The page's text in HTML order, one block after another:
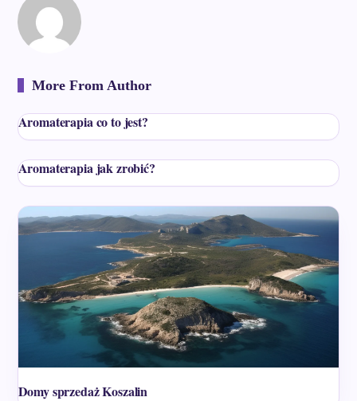
More From Author
Aromaterapia co to jest?
Aromaterapia jak zrobić?
Domy sprzedaż Koszalin